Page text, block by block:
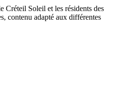
Créteil Soleil et les résidents des
contenu adapté aux différentes